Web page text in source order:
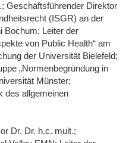
Geschäftsführender Direktor
(ISGR) an der
Bochum; Leiter der
von Public Health“ am
der Universität Bielefeld;
„Normenbegründung in
Münster;
des allgemeinen
Dr. Dr. h.c. mult.;